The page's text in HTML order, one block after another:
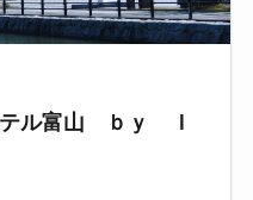
テル富山 ｂｙ Ｉ